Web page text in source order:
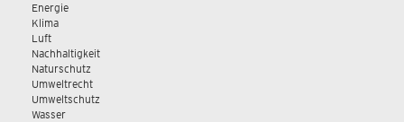
Energie
Klima
Luft
Nachhaltigkeit
Naturschutz
Umweltrecht
Umweltschutz
Wasser